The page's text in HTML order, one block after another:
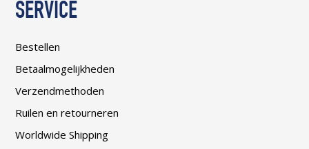
SERVICE
Bestellen
Betaalmogelijkheden
Verzendmethoden
Ruilen en retourneren
Worldwide Shipping